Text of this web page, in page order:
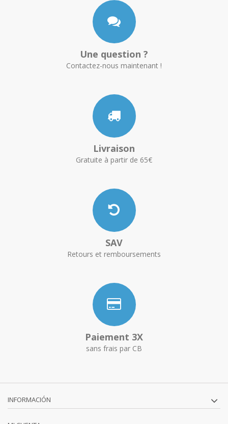
Une question ?
Contactez-nous maintenant !
Livraison
Gratuite à partir de 65€
SAV
Retours et remboursements
Paiement 3X
sans frais par CB
INFORMACIÓN